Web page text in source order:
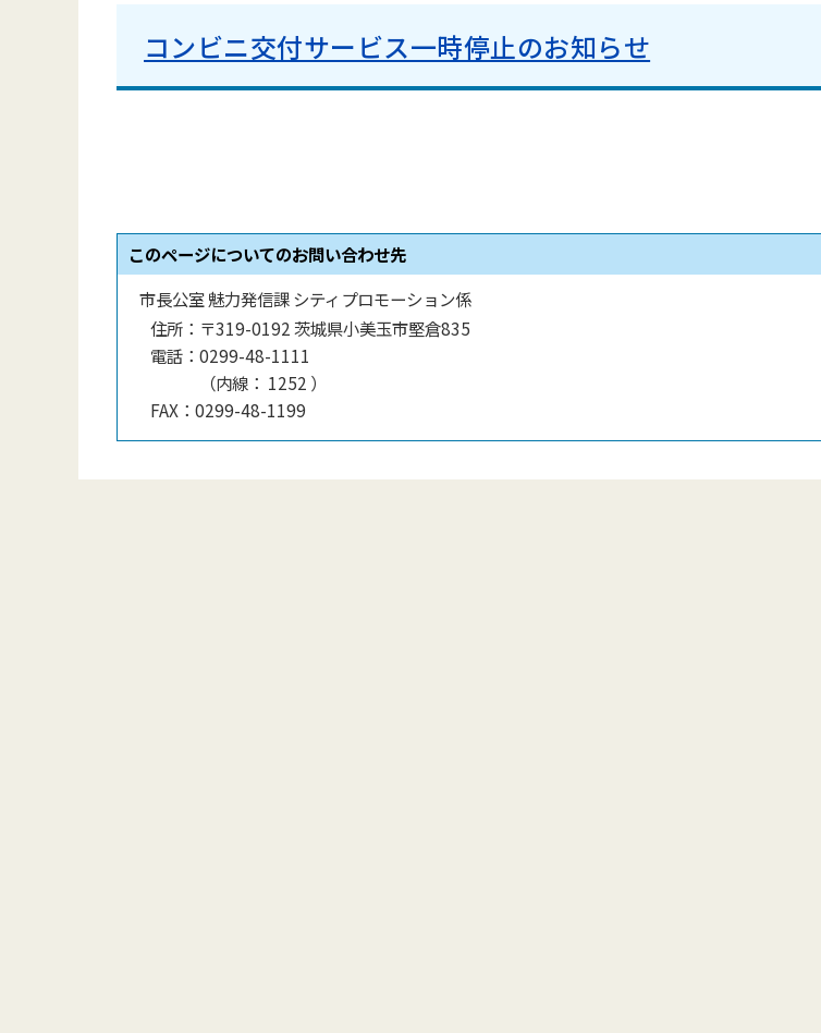
コンビニ交付サービス一時停止のお知らせ
このページについてのお問い合わせ先
市長公室 魅力発信課 シティプロモーション係
住所： 〒319-0192 茨城県小美玉市堅倉835
電話： 0299-48-1111
（内線 ： 1252 ）
FAX： 0299-48-1199